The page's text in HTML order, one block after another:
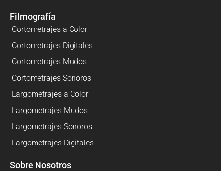
Filmografía
Cortometrajes a Color
Cortometrajes Digitales
Cortometrajes Mudos
Cortometrajes Sonoros
Largometrajes a Color
Largometrajes Mudos
Largometrajes Sonoros
Largometrajes Digitales
Sobre Nosotros